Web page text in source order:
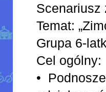
Scenariusz
Temat:
Grupa 6-
Cel ogólny:
•